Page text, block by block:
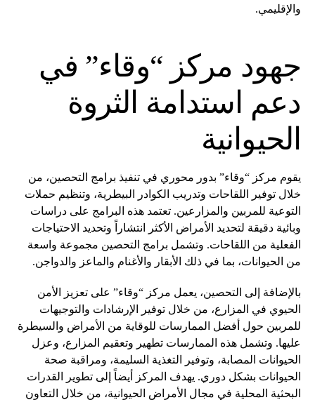
والإقليمي.
جهود مركز “وقاء” في
دعم استدامة الثروة
الحيوانية
يقوم مركز “وقاء” بدور محوري في تنفيذ برامج التحصين، من
خلال توفير اللقاحات وتدريب الكوادر البيطرية، وتنظيم حملات
التوعية للمربين والمزارعين. تعتمد هذه البرامج على دراسات
وبائية دقيقة لتحديد الأمراض الأكثر انتشاراً وتحديد الاحتياجات
الفعلية من اللقاحات. وتشمل برامج التحصين مجموعة واسعة
من الحيوانات، بما في ذلك الأبقار والأغنام والماعز والدواجن.
بالإضافة إلى التحصين، يعمل مركز “وقاء” على تعزيز الأمن
الحيوي في المزارع، من خلال توفير الإرشادات والتوجيهات
للمربين حول أفضل الممارسات للوقاية من الأمراض والسيطرة
عليها. وتشمل هذه الممارسات تطهير وتعقيم المزارع، وعزل
الحيوانات المصابة، وتوفير التغذية السليمة، ومراقبة صحة
الحيوانات بشكل دوري. يهدف المركز أيضاً إلى تطوير القدرات
البحثية المحلية في مجال الأمراض الحيوانية، من خلال التعاون